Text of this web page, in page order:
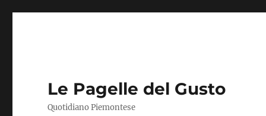
Le Pagelle del Gusto
Quotidiano Piemontese